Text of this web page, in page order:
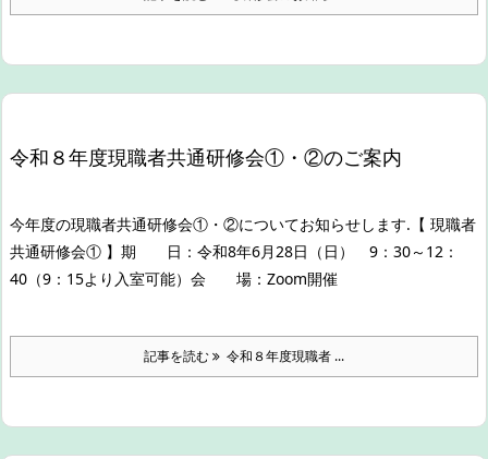
令和８年度現職者共通研修会①・②のご案内
今年度の現職者共通研修会①・②についてお知らせします. 【 現職者
共通研修会① 】 期 日：令和8年6月28日（日） 9：30～12：
40（9：15より入室可能） 会 場：Zoom開催
記事を読む 令和８年度現職者 ...